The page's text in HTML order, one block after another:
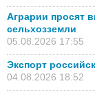
Аграрии просят
сельхозземли
05.08.2026 17:55
Экспорт
04.08.2026 18:52